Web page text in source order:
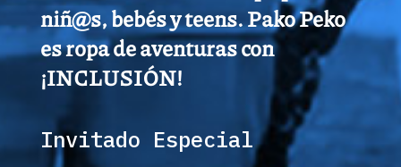
niñ@s, bebés y teens. Pako Peko
es ropa de aventuras con
¡INCLUSIÓN!
Invitado Especial